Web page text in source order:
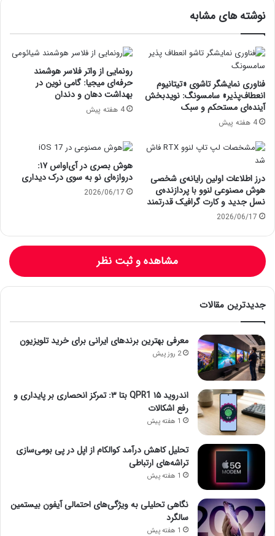
نوشته های مشابه
فناوری نمایشگر تاشوی «تیتانیوم
انعطاف‌پذیر» سامسونگ: نویدبخش
آینده‌ای مستحکم و سبک
4 هفته پیش
رونمایی از واتر فلاسر هوشمند
حرفه‌ای میجیا: گامی نوین در
بهداشت دهان و دندان
4 هفته پیش
درز اطلاعات اولین رایانه‌ی شخصی
هوش مصنوعی لنوو با پردازنده‌ی
نسل جدید و کارت گرافیک قدرتمند
2026/06/17
هوش بصری در آی‌او‌اس ۱۷:
دروازه‌ای نو به سوی درک دیداری
2026/06/17
مشاهده و ثبت نظر
جدیدترین مقالات
معرفی بهترین برندهای ایرانی برای خرید تلویزیون
2 روز پیش
اندروید ۱۵ QPR1 بتا ۳: تمرکز انحصاری بر پایداری و
رفع اشکالات
1 هفته پیش
تحلیل کاهش درآمد کوالکام از اپل در پی بومی‌سازی
تراشه‌های ارتباطی
1 هفته پیش
نگاهی تحلیلی به ویژگی‌های احتمالی آیفون بیستمین
سالگرد
1 هفته پیش